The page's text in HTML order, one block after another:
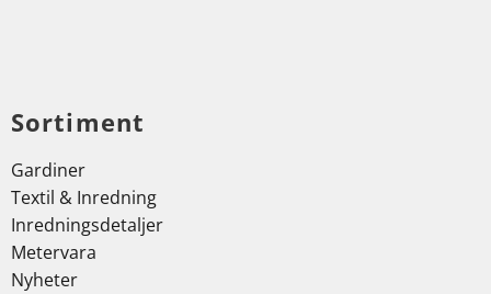
Sortiment
Gardiner
Textil & Inredning
Inredningsdetaljer
Metervara
Nyheter